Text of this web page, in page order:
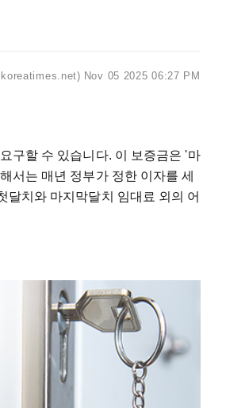
Nov 05 2025 06:27 PM
구할 수 있습니다. 이 보증금은 '마
서는 매년 정부가 정한 이자를 세
달치와 마지막달치 임대료 외의 어